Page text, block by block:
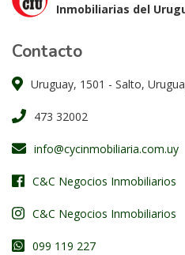
Inmobiliarias del
Contacto
Uruguay, 1501 - Salto,
473 32002
info@cycinmobiliaria.com.uy
C&C Negocios Inmobiliarios
C&C Negocios Inmobiliarios
099 119 227